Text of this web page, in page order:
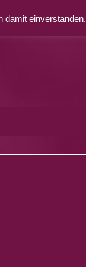
damit einverstanden.